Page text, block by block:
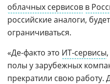
облачных сервисов в
российские аналоги,
ограничиваться.
«Де-факто это ИТ-сервисы
полы у зарубежных
прекратили свою работу.